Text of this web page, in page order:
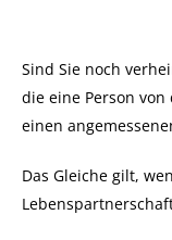
Sind Sie noch
die eine Person
einen
Das Gleiche gilt,